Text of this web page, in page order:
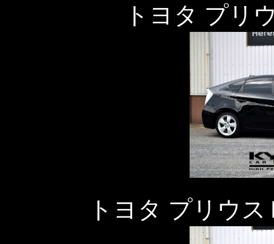
トヨタ プリ
トヨタ プリウ